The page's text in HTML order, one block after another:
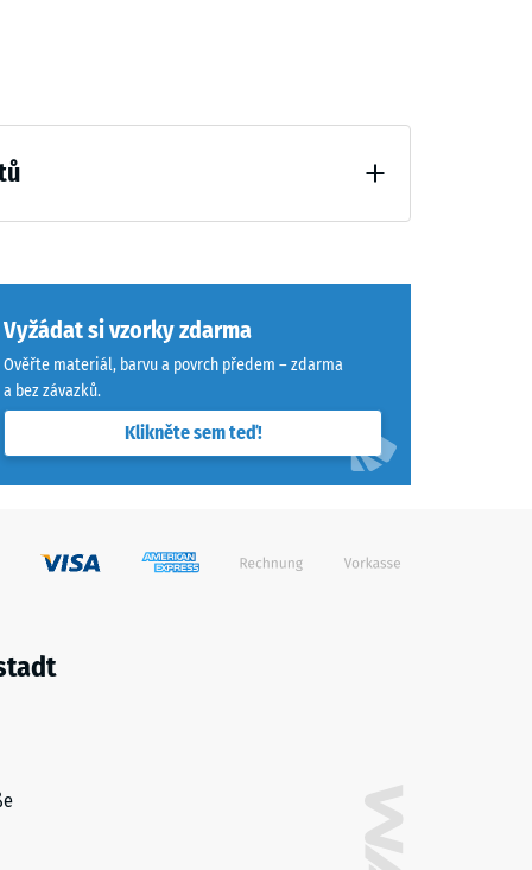
Kč
(BS 7188)
R10
Vyžádat si vzorky zdarma
Ověřte materiál, barvu a povrch předem – zdarma
a bez závazků.
Klikněte sem teď!